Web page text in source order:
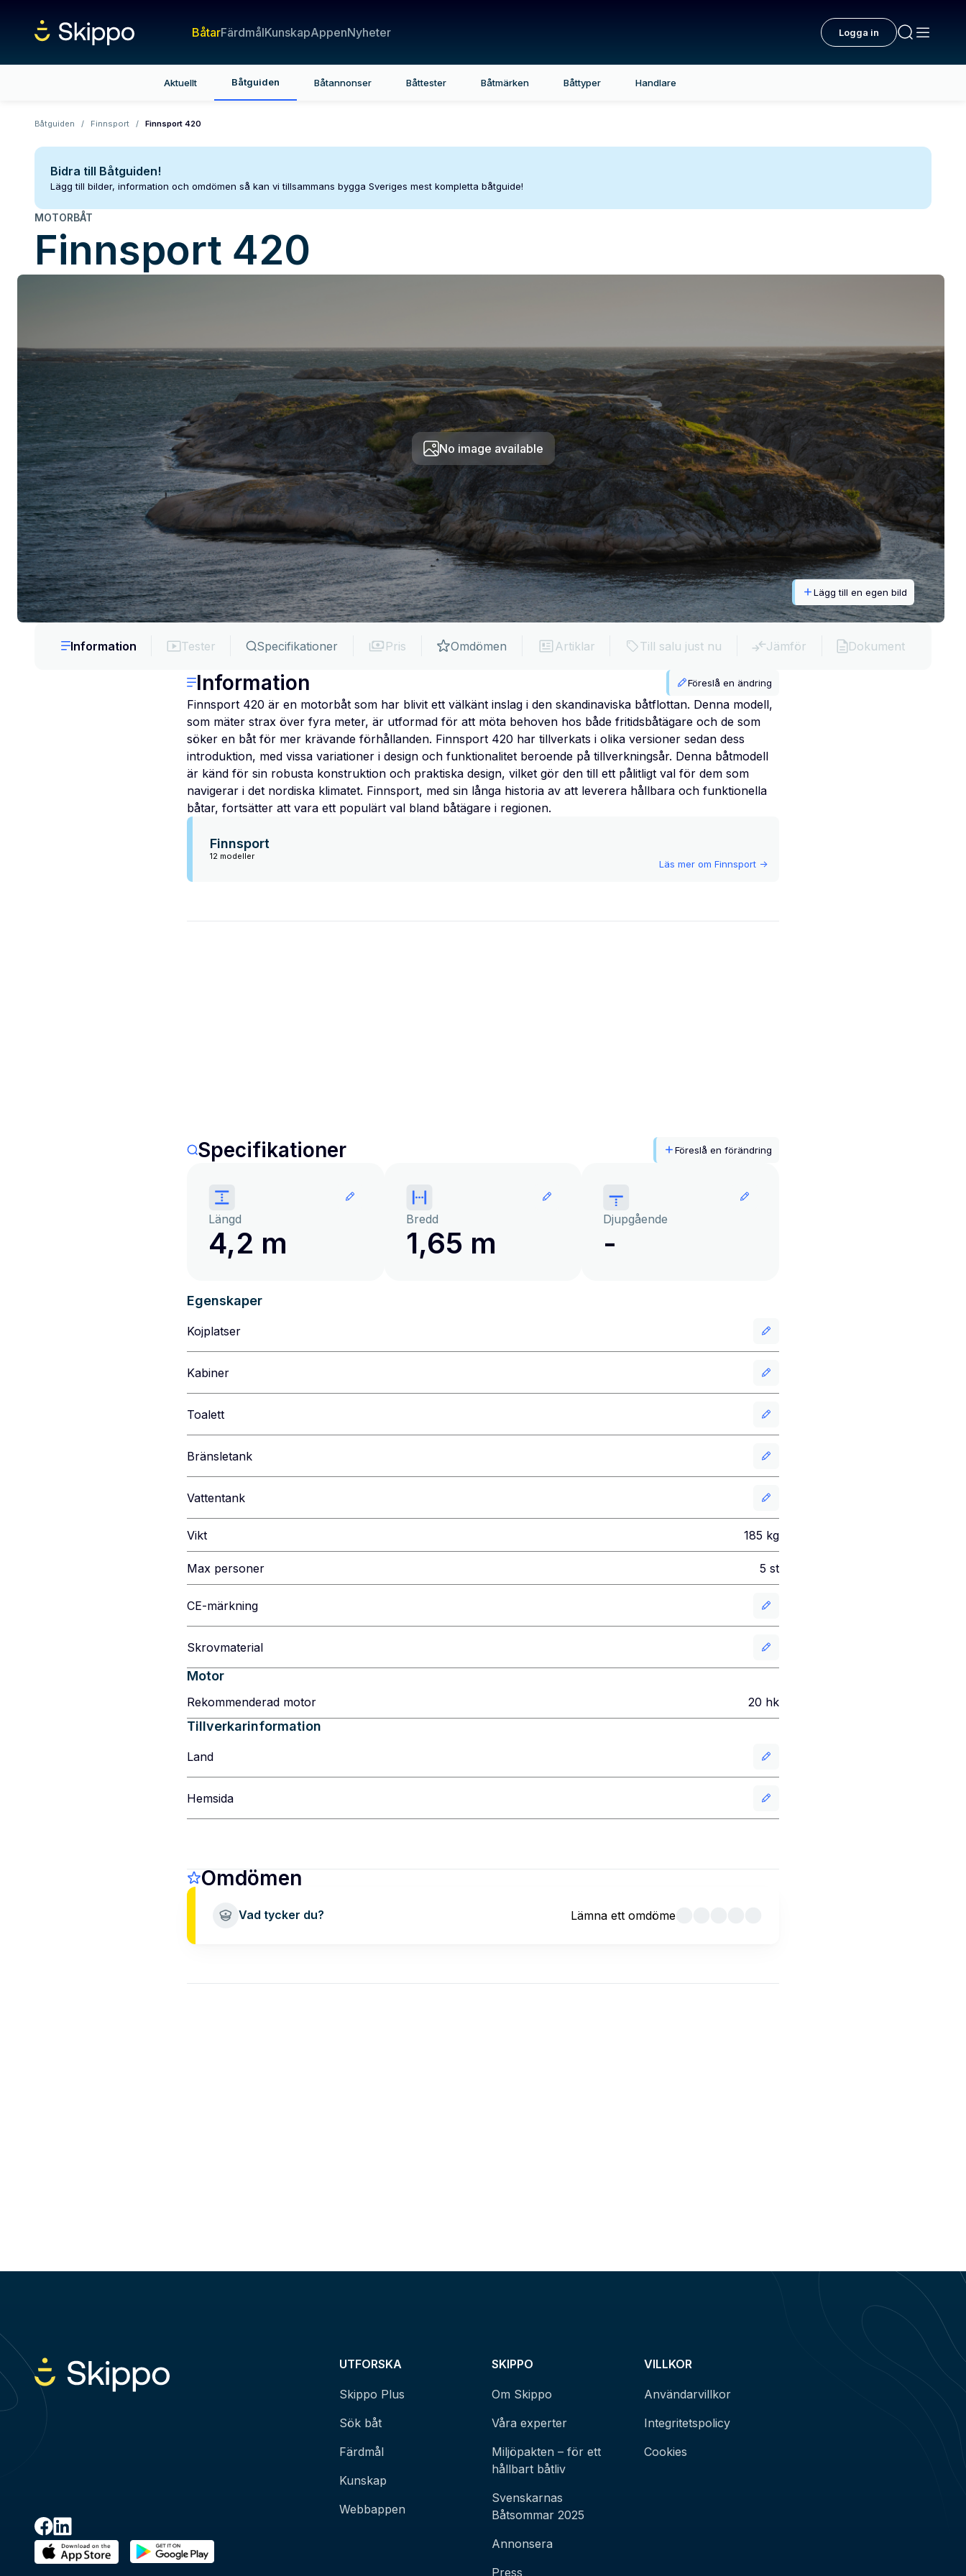
BåtarFärdmålKunskapAppenNyheter Logga in
Aktuellt Båtguiden Båtannonser Båttester Båtmärken Båttyper Handlare
Båtguiden / Finnsport / Finnsport 420
Bidra till Båtguiden!
Lägg till bilder, information och omdömen så kan vi tillsammans bygga Sveriges mest kompletta båtguide!
MOTORBÅT
Finnsport 420
No image available
Lägg till en egen bild
Information Tester Specifikationer Pris Omdömen Artiklar Till salu just nu Jämför Dokument
Information Föreslå en ändring
Finnsport 420 är en motorbåt som har blivit ett välkänt inslag i den skandinaviska båtflottan. Denna modell,
som mäter strax över fyra meter, är utformad för att möta behoven hos både fritidsbåtägare och de som
söker en båt för mer krävande förhållanden. Finnsport 420 har tillverkats i olika versioner sedan dess
introduktion, med vissa variationer i design och funktionalitet beroende på tillverkningsår. Denna båtmodell
är känd för sin robusta konstruktion och praktiska design, vilket gör den till ett pålitligt val för dem som
navigerar i det nordiska klimatet. Finnsport, med sin långa historia av att leverera hållbara och funktionella
båtar, fortsätter att vara ett populärt val bland båtägare i regionen.
Finnsport
12 modeller
Läs mer om Finnsport ->
Specifikationer Föreslå en förändring
Längd
4,2 m
Bredd
1,65 m
Djupgående
-
Egenskaper
Kojplatser
Kabiner
Toalett
Bränsletank
Vattentank
Vikt 185 kg
Max personer 5 st
CE-märkning
Skrovmaterial
Motor
Rekommenderad motor 20 hk
Tillverkarinformation
Land
Hemsida
Omdömen
Vad tycker du? Lämna ett omdöme
UTFORSKA
Skippo Plus
Sök båt
Färdmål
Kunskap
Webbappen
SKIPPO
Om Skippo
Våra experter
Miljöpakten – för ett
hållbart båtliv
Svenskarnas
Båtsommar 2025
Annonsera
Press
VILLKOR
Användarvillkor
Integritetspolicy
Cookies